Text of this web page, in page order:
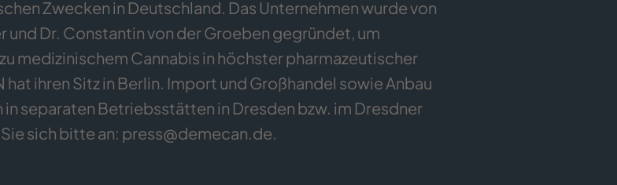
Zwecken in Deutschland. Das Unternehmen wurde von
und Dr. Constantin von der Groeben gegründet, um
medizinischem Cannabis in höchster pharmazeutischer
ihren Sitz in Berlin. Import und Großhandel sowie Anbau
separaten Betriebsstätten in Dresden bzw. im Dresdner
sich bitte an: press@demecan.de.